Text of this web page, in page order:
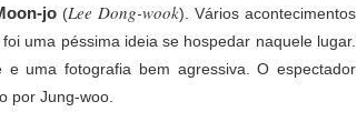
jo (Lee Dong-wook). Vários acontecimentos
uma péssima ideia se hospedar naquele lugar.
uma fotografia bem agressiva. O espectador
por Jung-woo.